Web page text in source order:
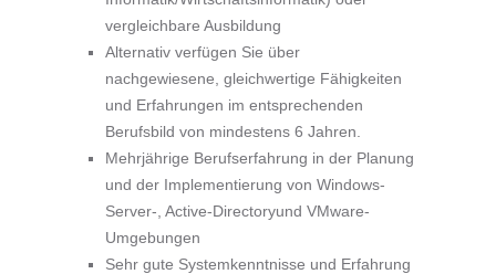
vergleichbare Ausbildung
Alternativ verfügen Sie über
nachgewiesene, gleichwertige Fähigkeiten
und Erfahrungen im entsprechenden
Berufsbild von mindestens 6 Jahren.
Mehrjährige Berufserfahrung in der Planung
und der Implementierung von Windows-
Server-, Active-Directoryund VMware-
Umgebungen
Sehr gute Systemkenntnisse und Erfahrung